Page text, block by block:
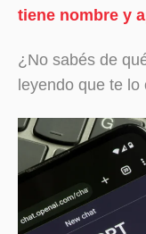
tiene nombre y
¿No sabés de
leyendo que te lo